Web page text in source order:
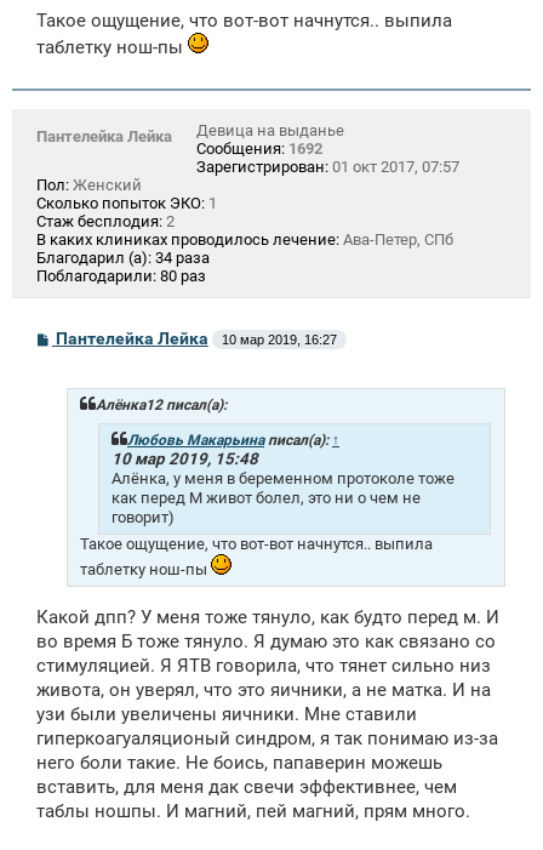
Такое ощущение, что вот-вот начнутся.. выпила
таблетку нош-пы
Пантелейка Лейка
Девица на выданье
Сообщения: 1692
Зарегистрирован: 01 окт 2017, 07:57
Пол: Женский
Сколько попыток ЭКО: 1
Стаж бесплодия: 2
В каких клиниках проводилось лечение: Ава-Петер, СПб
Благодарил (а): 34 раза
Поблагодарили: 80 раз
С
о
Пантелейка Лейка 10 мар 2019, 16:27
Алёнка12 писал(а):
Любовь Макарьинаписал(а): ↑
10 мар 2019, 15:48
Алёнка, у меня в беременном протоколе тоже
как перед М живот болел, это ни о чем не
говорит)
Такое ощущение, что вот-вот начнутся.. выпила
таблетку нош-пы
Какой дпп? У меня тоже тянуло, как будто перед м. И
во время Б тоже тянуло. Я думаю это как связано со
стимуляцией. Я ЯТВ говорила, что тянет сильно низ
живота, он уверял, что это яичники, а не матка. И на
узи были увеличены яичники. Мне ставили
гиперкоагуаляционый синдром, я так понимаю из-за
него боли такие. Не боись, папаверин можешь
вставить, для меня дак свечи эффективнее, чем
таблы ношпы. И магний, пей магний, прям много.